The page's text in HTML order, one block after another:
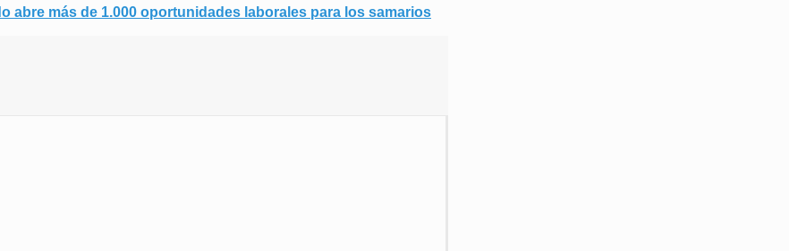
abre más de 1.000 oportunidades laborales para los samarios